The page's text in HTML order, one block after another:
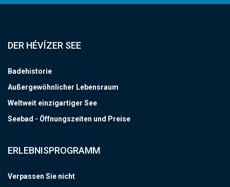
DER HÉVÍZER SEE
Badehistorie
Außergewöhnlicher Lebensraum
Weltweit einzigartiger See
Seebad - Öffnungszeiten und Preise
ERLEBNISPROGRAMM
Verpassen Sie nicht